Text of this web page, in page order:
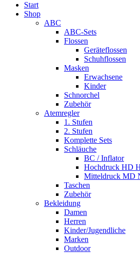
Start
Shop
ABC
ABC-Sets
Flossen
Geräteflossen
Schuhflossen
Masken
Erwachsene
Kinder
Schnorchel
Zubehör
Atemregler
1. Stufen
2. Stufen
Komplette Sets
Schläuche
BC / Inflator
Hochdruck HD
Mitteldruck MD
Taschen
Zubehör
Bekleidung
Damen
Herren
Kinder/Jugendliche
Marken
Outdoor